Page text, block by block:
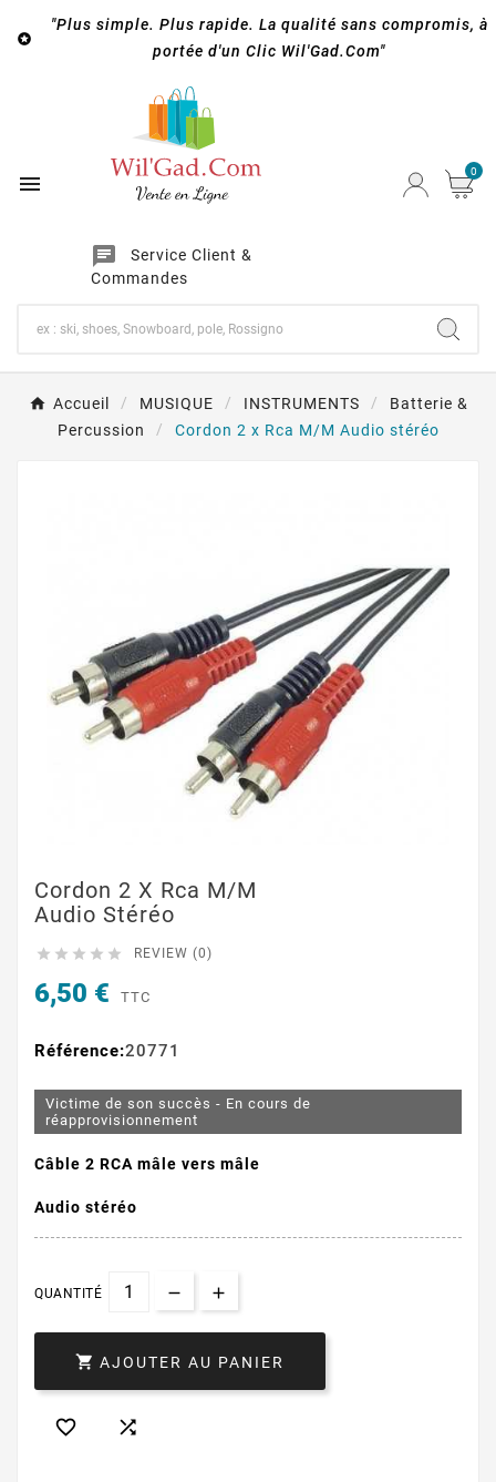

"Plus simple. Plus rapide. La qualité sans compromis, à
portée d'un Clic Wil'Gad.Com"

chat
Service Client &
Commandes
0
Accueil MUSIQUE INSTRUMENTS
Batterie &
Percussion
Cordon 2 x Rca M/M Audio stéréo
Cordon 2 X Rca M/M
Audio Stéréo
     REVIEW (0)
6,50 € TTC
Référence:20771
Victime de son succès - En cours de
réapprovisionnement
Câble 2 RCA mâle vers mâle
Audio stéréo
QUANTITÉ
 AJOUTER AU PANIER
 